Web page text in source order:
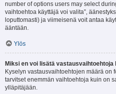
number of options users may select
vaihtoehtoa käyttäjä voi valita”,
loputtomasti) ja viimeisenä voit antaa
ääntään.
Ylös
Miksi en voi lisätä vastausvaihtoehtoja
Kyselyn vastausvaihtoehtojen määrä on
tarvitset enemmän vaihtoehtoja kuin on
ylläpitäjään.